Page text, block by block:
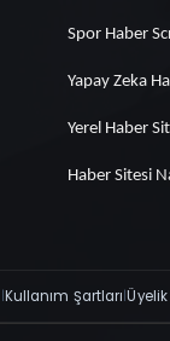
Spor Haber
Yapay Zeka
Yerel Haber
Haber Sitesi
|Kullanım Şartları|